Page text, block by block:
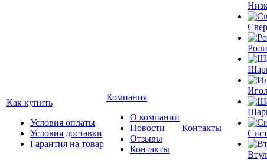
Как купить
Условия оплаты
Условия доставки
Гарантия на товар
Компания
О компании
Новости
Отзывы
Контакты
Контакты